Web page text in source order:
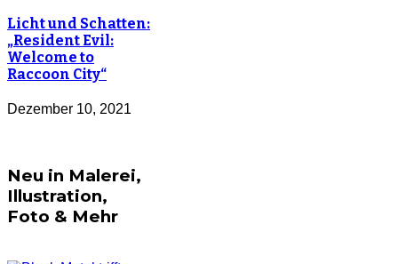
Licht und Schatten:
„Resident Evil:
Welcome to
Raccoon City“
Dezember 10, 2021
Neu in Malerei,
Illustration,
Foto & Mehr